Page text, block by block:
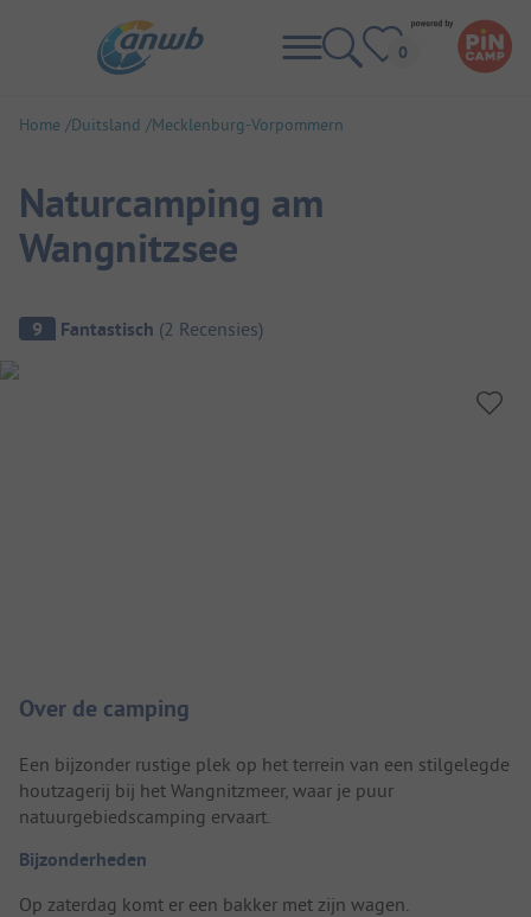
Home Duitsland Mecklenburg-Vorpommern
Naturcamping am
Wangnitzsee
Camping overzicht
9 Fantastisch (2 Recensies)
Over de camping
Een bijzonder rustige plek op het terrein van een stilgelegde
houtzagerij bij het Wangnitzmeer, waar je puur
natuurgebiedscamping ervaart.
Bijzonderheden
Op zaterdag komt er een bakker met zijn wagen.